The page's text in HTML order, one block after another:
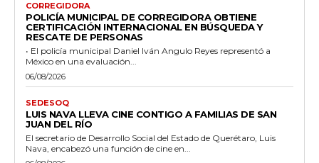
CORREGIDORA
POLICÍA MUNICIPAL DE CORREGIDORA OBTIENE
CERTIFICACIÓN INTERNACIONAL EN BÚSQUEDA Y
RESCATE DE PERSONAS
• El policía municipal Daniel Iván Angulo Reyes representó a
México en una evaluación...
06/08/2026
SEDESOQ
LUIS NAVA LLEVA CINE CONTIGO A FAMILIAS DE SAN
JUAN DEL RÍO
El secretario de Desarrollo Social del Estado de Querétaro, Luis
Nava, encabezó una función de cine en...